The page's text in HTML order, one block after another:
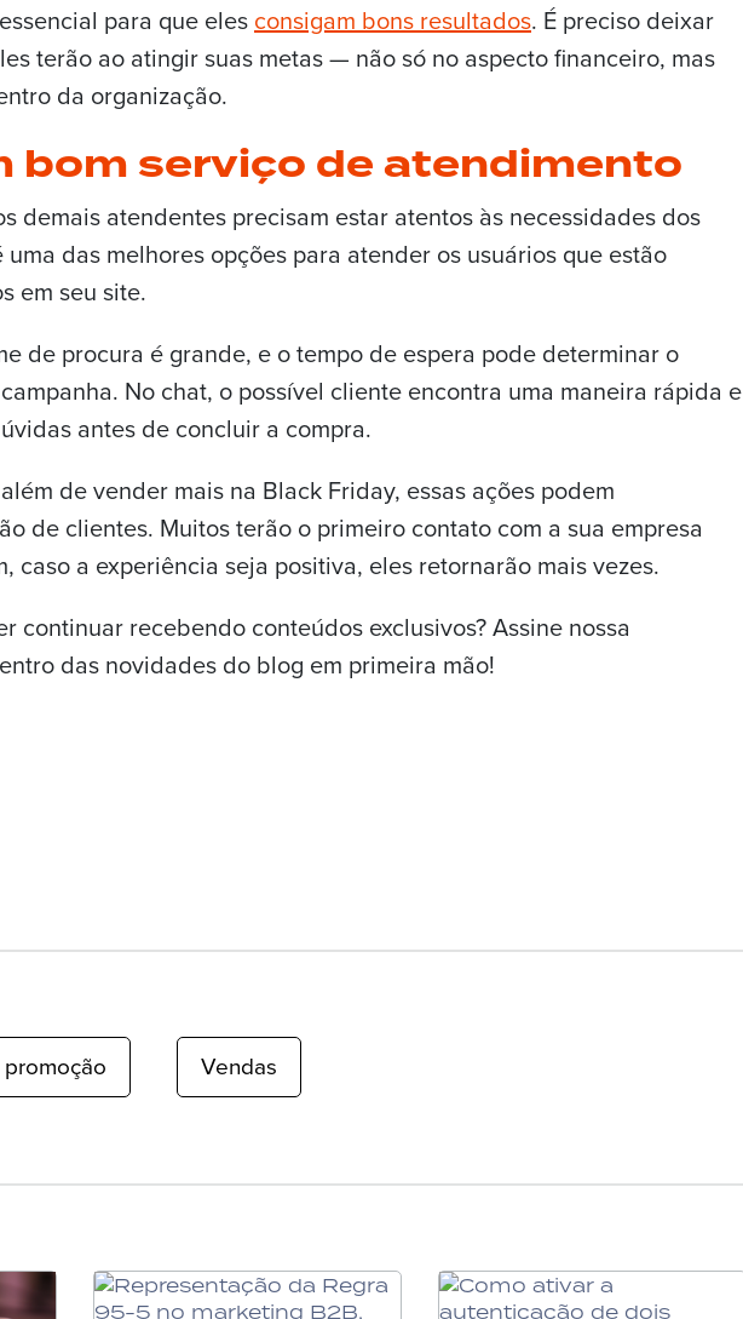
para que elesconsigam bons resultados. É preciso deixar
terão ao atingir suas metas — não só no aspecto financeiro, mas
da organização.
bom serviço de atendimento
demais atendentes precisam estar atentos às necessidades dos
das melhores opções para atender os usuários que estão
em seu site.
de procura é grande, e o tempo de espera pode determinar o
No chat, o possível cliente encontra uma maneira rápida e
antes de concluir a compra.
de vender mais na Black Friday, essas ações podem
de clientes. Muitos terão o primeiro contato com a sua empresa
caso a experiência seja positiva, eles retornarão mais vezes.
continuar recebendo conteúdos exclusivos? Assine nossa
das novidades do blog em primeira mão!
promoção Vendas